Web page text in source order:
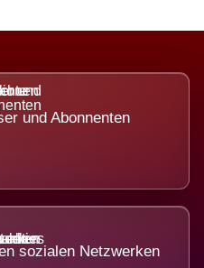
und Abonnenten
sozialen Netzwerken